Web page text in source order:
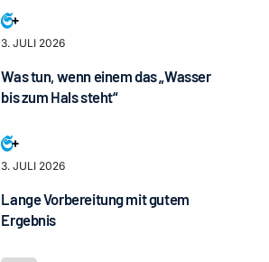
3. JULI 2026
Was tun, wenn einem das „Wasser
bis zum Hals steht“
3. JULI 2026
Lange Vorbereitung mit gutem
Ergebnis